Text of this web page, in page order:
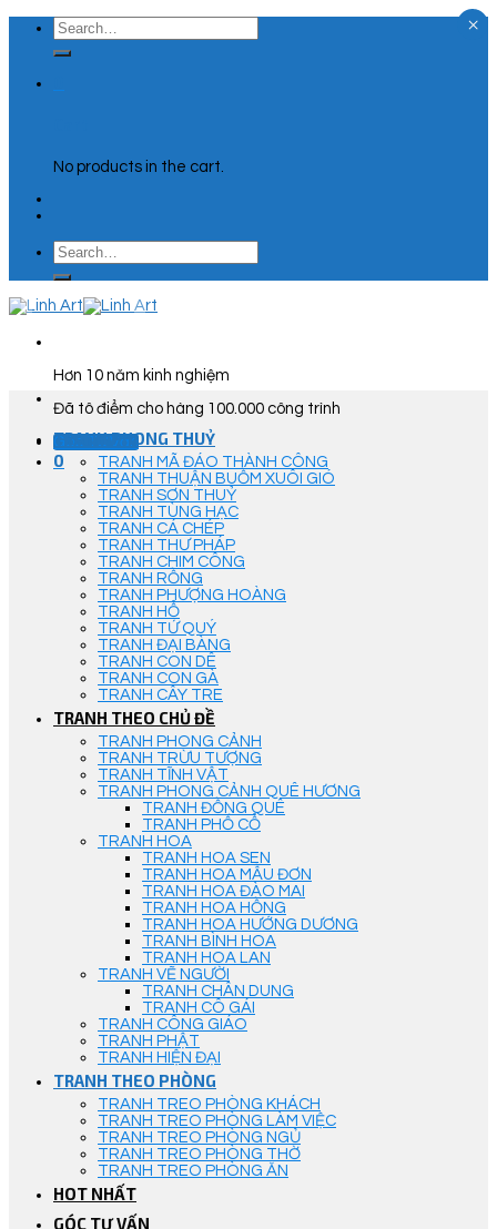
Skip
content
Search
for:
No products in the cart.
Search
for:
Hơn 10 năm kinh nghiệm
Đã tô điểm cho hàng 100.000 công trình
Góc Tư Vấn
0
TRANH PHONG THUỶ
TRANH MÃ ĐÁO THÀNH CÔNG
TRANH THUẬN BUỒM XUÔI GIÓ
TRANH SƠN THUỶ
TRANH TÙNG HẠC
TRANH CÁ CHÉP
TRANH THƯ PHÁP
TRANH CHIM CÔNG
TRANH RỒNG
TRANH PHƯỢNG HOÀNG
TRANH HỔ
TRANH TỨ QUÝ
TRANH ĐẠI BÀNG
TRANH CON DÊ
TRANH CON GÀ
TRANH CÂY TRE
TRANH THEO CHỦ ĐỀ
TRANH PHONG CẢNH
TRANH TRỪU TƯỢNG
TRANH TĨNH VẬT
TRANH PHONG CẢNH QUÊ HƯƠNG
TRANH ĐỒNG QUÊ
TRANH PHỐ CỔ
TRANH HOA
TRANH HOA SEN
TRANH HOA MẪU ĐƠN
TRANH HOA ĐÀO MAI
TRANH HOA HỒNG
TRANH HOA HƯỚNG DƯƠNG
TRANH BÌNH HOA
TRANH HOA LAN
TRANH VẼ NGƯỜI
TRANH CHÂN DUNG
TRANH CÔ GÁI
TRANH CÔNG GIÁO
TRANH PHẬT
TRANH HIỆN ĐẠI
TRANH THEO PHÒNG
TRANH TREO PHÒNG KHÁCH
TRANH TREO PHÒNG LÀM VIỆC
TRANH TREO PHÒNG NGỦ
TRANH TREO PHÒNG THỜ
TRANH TREO PHÒNG ĂN
HOT NHẤT
GÓC TƯ VẤN
×